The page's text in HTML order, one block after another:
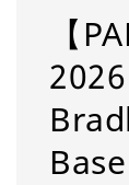
【
Base